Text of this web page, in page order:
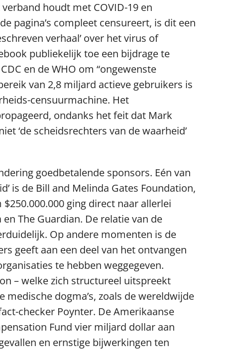
houdt met COVID-19 en
pagina’s compleet censureert, is dit een
verhaal’ over het virus of
publiekelijk toe een bijdrage te
en de WHO om “ongewenste
van 2,8 miljard actieve gebruikers is
censuurmachine. Het
ondanks het feit dat Mark
‘de scheidsrechters van de waarheid’
goedbetalende sponsors. Eén van
is de Bill and Melinda Gates Foundation,
ging direct naar allerlei
The Guardian. De relatie van de
Op andere momenten is de
geeft aan een deel van het ontvangen
te hebben weggegeven.
– welke zich structureel uitspreekt
dogma’s, zoals de wereldwijde
checker Poynter. De Amerikaanse
Fund vier miljard dollar aan
en ernstige bijwerkingen ten